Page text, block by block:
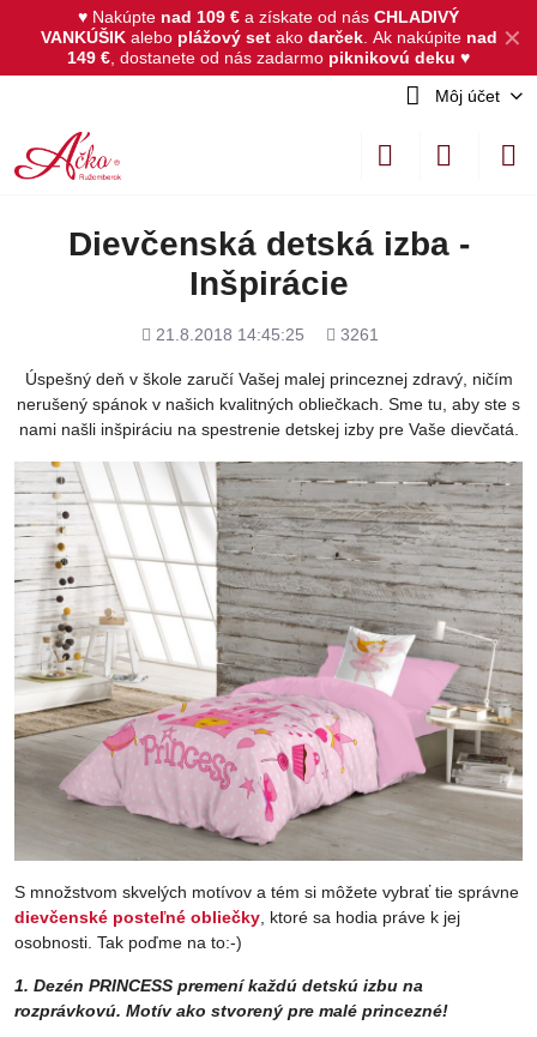
✕
♥ Nakúpte nad 109 € a získate od nás CHLADIVÝ
VANKÚŠIKalebo plážový set akodarček. Ak nakúpite nad
149 € , dostanete od nás zadarmo piknikovú deku ♥
Môj účet
Dievčenská detská izba -
Inšpirácie
Pridané
21.8.2018 14:45:25
Počet
3261
Úspešný deň v škole zaručí Vašej malej princeznej zdravý, ničím
nerušený spánok v našich kvalitných obliečkach. Sme tu, aby ste s
nami našli inšpiráciu na spestrenie detskej izby pre Vaše dievčatá.
S množstvom skvelých motívov a tém si môžete vybrať tie správne
dievčenské posteľné obliečky , ktoré sa hodia práve k jej
osobnosti. Tak poďme na to:-)
1. Dezén PRINCESS premení každú detskú izbu na
rozprávkovú. Motív ako stvorený pre malé princezné!